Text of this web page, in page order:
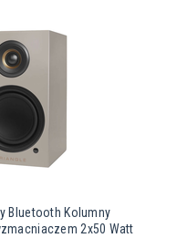
Bluetooth Kolumny
2x50 Watt